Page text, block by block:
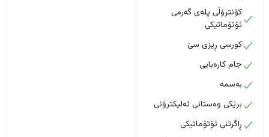
کۆنترۆڵی پلەی گەرمی
ئۆتۆماتیکی
کورسی ڕیزی سێ
جام کارەبایی
بەسمە
برێکی وەستانی ئەلیکترۆنی
ڕاگرتنی ئۆتۆماتیکی